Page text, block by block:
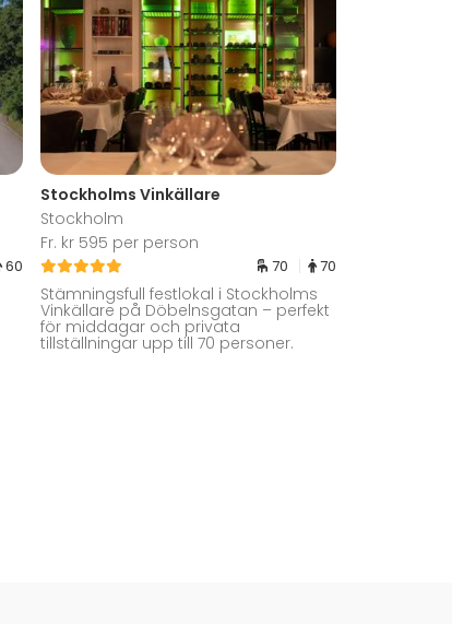
60
Stockholms Vinkällare
Stockholm
Fr. kr 595 per person
70 70
Stämningsfull festlokal i Stockholms
Vinkällare på Döbelnsgatan – perfekt
för middagar och privata
tillställningar upp till 70 personer.